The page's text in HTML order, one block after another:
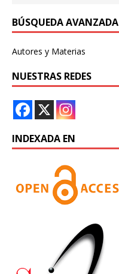
BÚSQUEDA AVANZADA
Autores y Materias
NUESTRAS REDES
INDEXADA EN